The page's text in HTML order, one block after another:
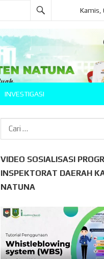
Kamis,
INVESTIGASI
Cari
untuk:
VIDEO SOSIALISASI
INSPEKTORAT DAERAH
NATUNA